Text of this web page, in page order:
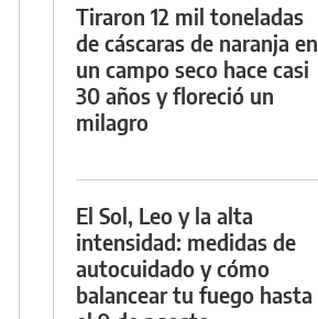
Tiraron 12 mil toneladas
de cáscaras de naranja en
un campo seco hace casi
30 años y floreció un
milagro
El Sol, Leo y la alta
intensidad: medidas de
autocuidado y cómo
balancear tu fuego hasta